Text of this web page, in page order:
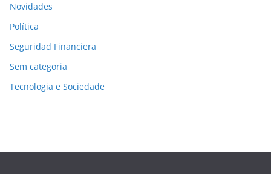
Novidades
Política
Seguridad Financiera
Sem categoria
Tecnologia e Sociedade